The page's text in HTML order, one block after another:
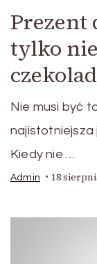
Prezent
tylko
Nie musi być
najistotniejsza
Kiedy nie …
Admin 18